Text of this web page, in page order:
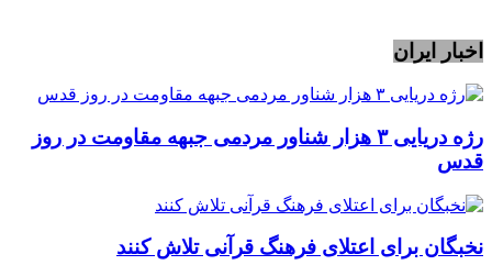
اخبار ایران
رژه دریایی ۳ هزار شناور مردمی جبهه مقاومت در روز
قدس
نخبگان برای اعتلای فرهنگ قرآنی تلاش کنند